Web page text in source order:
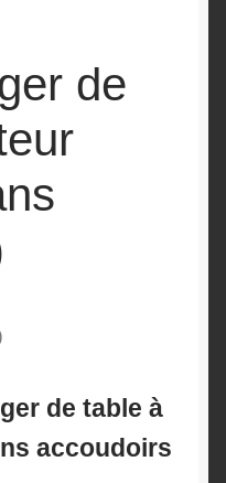
de
de table à
accoudoirs